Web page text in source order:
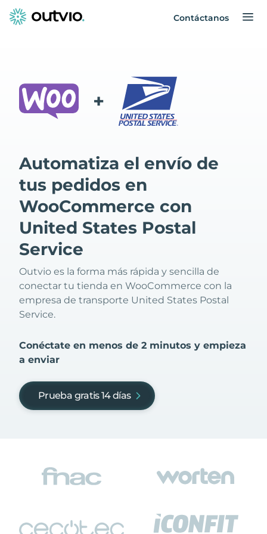
Contáctanos
+
Automatiza el envío de
tus pedidos en
WooCommerce con
United States Postal
Service
Outvio es la forma más rápida y sencilla de
conectar tu tienda en WooCommerce con la
empresa de transporte United States Postal
Service.
Conéctate en menos de 2 minutos y empieza
a enviar
Prueba gratis 14 días